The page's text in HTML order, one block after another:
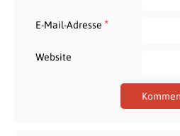
E-Mail-Adresse *
Website